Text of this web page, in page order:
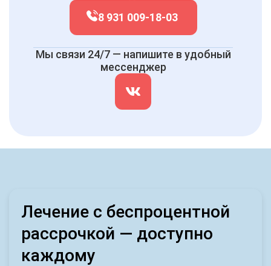
8 931 009-18-03
Мы связи 24/7 — напишите в удобный
мессенджер
Лечение с беспроцентной
рассрочкой — доступно
каждому